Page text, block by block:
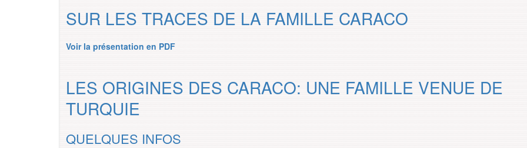
SUR LES TRACES DE LA FAMILLE CARACO
Voir la présentation en PDF
LES ORIGINES DES CARACO: UNE FAMILLE VENUE DE
TURQUIE
QUELQUES INFOS